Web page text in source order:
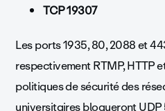
TCP 19307
Les ports 1935, 80, 2088 et
respectivement RTMP, HTTP
politiques de sécurité des
universitaires bloqueront